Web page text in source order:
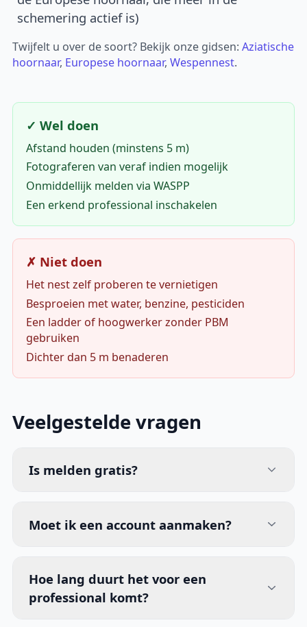
schemering actief is)
Twijfelt u over de soort? Bekijk onze gidsen:Aziatische
hoornaar, Europese hoornaar,Wespennest.
✓ Wel doen
Afstand houden (minstens 5 m)
Fotograferen van veraf indien mogelijk
Onmiddellijk melden via WASPP
Een erkend professional inschakelen
✗ Niet doen
Het nest zelf proberen te vernietigen
Besproeien met water, benzine, pesticiden
Een ladder of hoogwerker zonder PBM
gebruiken
Dichter dan 5 m benaderen
Veelgestelde vragen
Is melden gratis?
Moet ik een account aanmaken?
Hoe lang duurt het voor een
professional komt?